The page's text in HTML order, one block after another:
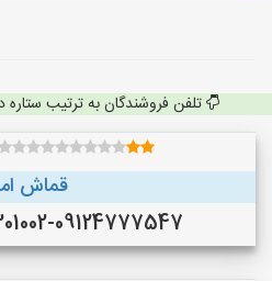
تلفن فروشندگان به ترتیب
قماش
09382301002-